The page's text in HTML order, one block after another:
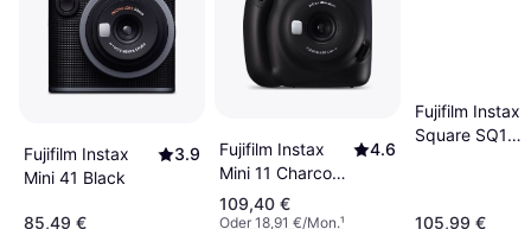
Fujifilm Instax
Mini 41 Black
3.9
85,49 €
Fujifilm Instax
Mini 11 Charcoal
Gray
4.6
109,40 €
Oder 18,91 €/Mon.¹
Fujifilm Instax
Square SQ1
105,99 €